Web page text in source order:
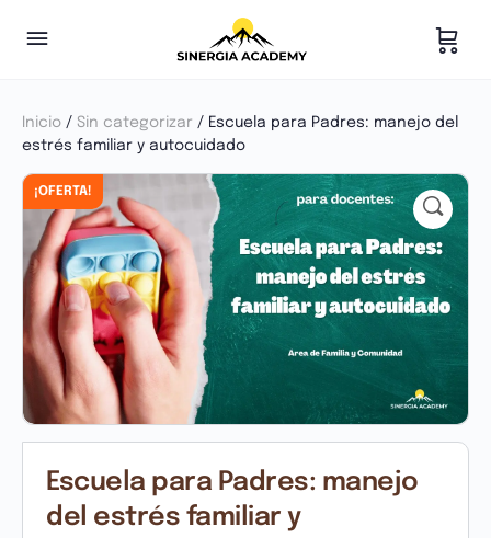
Inicio / Sin categorizar / Escuela para Padres: manejo del
estrés familiar y autocuidado
¡OFERTA!
Escuela para Padres: manejo
del estrés familiar y